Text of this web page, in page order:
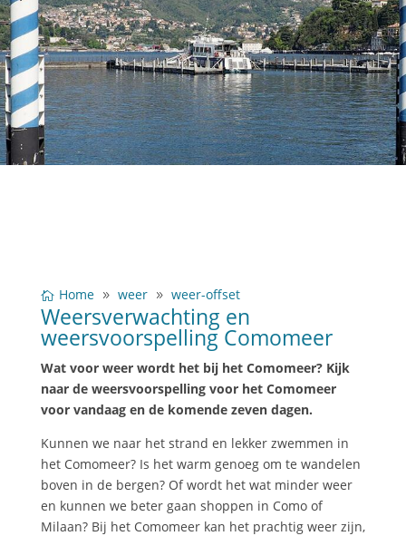
Home weer weer-offset
Weersverwachting en
weersvoorspelling Comomeer
Wat voor weer wordt het bij het Comomeer? Kijk
naar de weersvoorspelling voor het Comomeer
voor vandaag en de komende zeven dagen.
Kunnen we naar het strand en lekker zwemmen in
het Comomeer? Is het warm genoeg om te wandelen
boven in de bergen? Of wordt het wat minder weer
en kunnen we beter gaan shoppen in Como of
Milaan? Bij het Comomeer kan het prachtig weer zijn,